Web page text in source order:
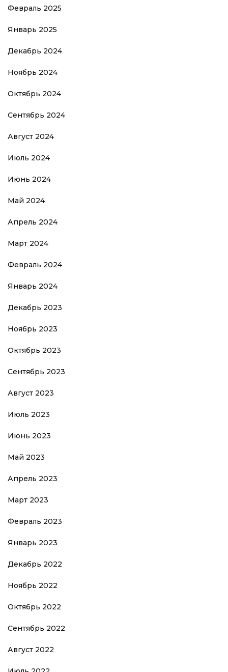
Февраль 2025
Январь 2025
Декабрь 2024
Ноябрь 2024
Октябрь 2024
Сентябрь 2024
Август 2024
Июль 2024
Июнь 2024
Май 2024
Апрель 2024
Март 2024
Февраль 2024
Январь 2024
Декабрь 2023
Ноябрь 2023
Октябрь 2023
Сентябрь 2023
Август 2023
Июль 2023
Июнь 2023
Май 2023
Апрель 2023
Март 2023
Февраль 2023
Январь 2023
Декабрь 2022
Ноябрь 2022
Октябрь 2022
Сентябрь 2022
Август 2022